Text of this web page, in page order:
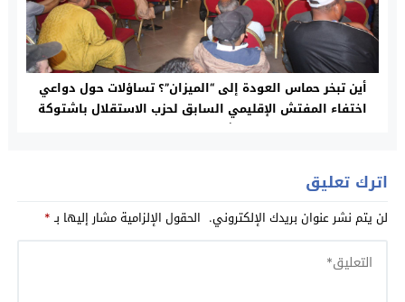
أين تبخر حماس العودة إلى “الميزان”؟ تساؤلات حول دواعي
اختفاء المفتش الإقليمي السابق لحزب الاستقلال باشتوكة
اترك تعليق
لن يتم نشر عنوان بريدك الإلكتروني. الحقول الإلزامية مشار إليها بـ*